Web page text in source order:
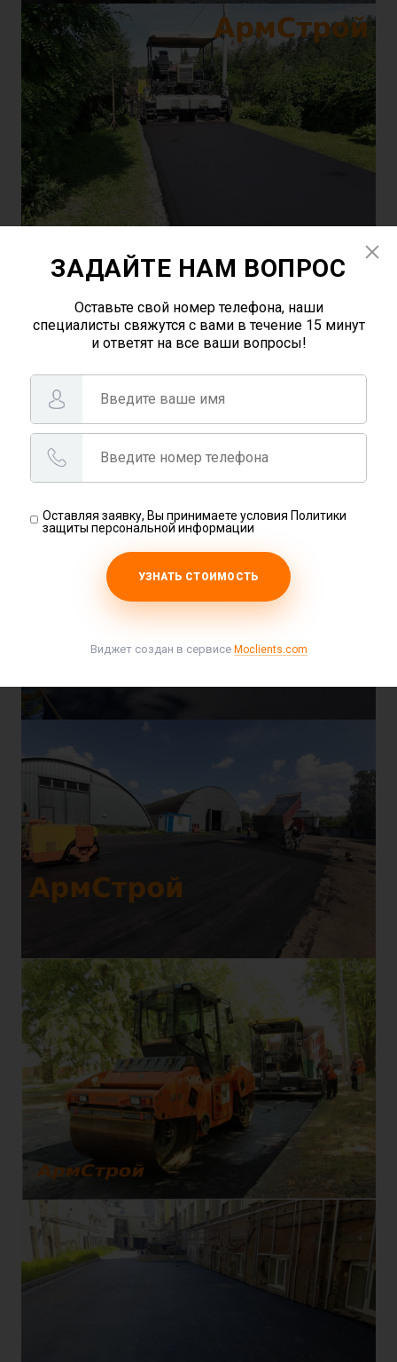
ЗАДАЙТЕ НАМ ВОПРОС
Оставьте свой номер телефона, наши
специалисты свяжутся с вами в течение 15 минут
и ответят на все ваши вопросы!
Оставляя заявку, Вы принимаете условия Политики
защиты персональной информации
УЗНАТЬ СТОИМОСТЬ
Виджет создан в сервисе Moclients.com